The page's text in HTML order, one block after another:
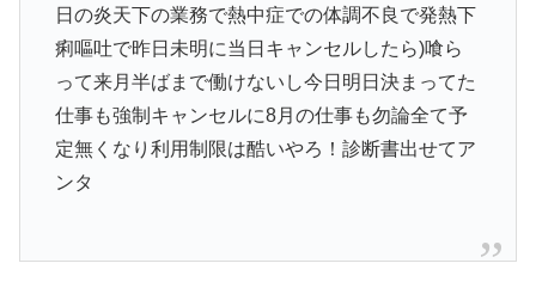
日の炎天下の業務で熱中症での体調不良で発熱下
痢嘔吐で昨日未明に当日キャンセルしたら)喰ら
って来月半ばまで働けないし今日明日決まってた
仕事も強制キャンセルに8月の仕事も勿論全て予
定無くなり利用制限は酷いやろ！診断書出せてア
ンタ